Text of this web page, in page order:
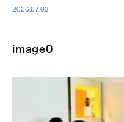
2026.07.03
image0